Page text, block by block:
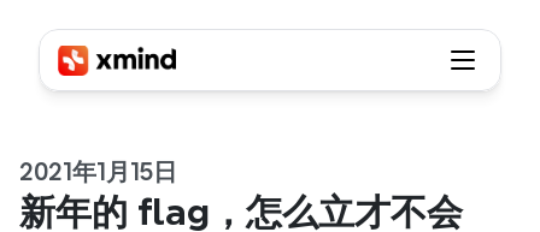
2021年1月15日
新年的 flag，怎么立才不会